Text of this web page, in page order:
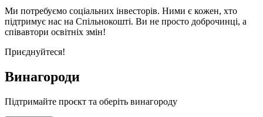
Ми потребуємо соціальних інвесторів. Ними є кожен, хто
підтримує нас на Спільнокошті. Ви не просто доброчинці, а
співавтори освітніх змін!
Приєднуйтеся!
Винагороди
Підтримайте проєкт та оберіть винагороду